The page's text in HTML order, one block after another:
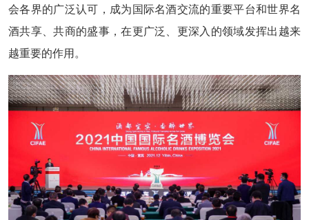
会各界的广泛认可，成为国际名酒交流的重要平台和世界名
酒共享、共商的盛事，在更广泛、更深入的领域发挥出越来
越重要的作用。